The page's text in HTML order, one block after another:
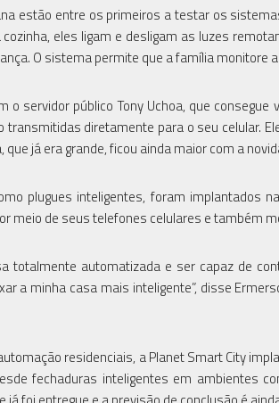
estão entre os primeiros a testar os
eles ligam e desligam as luzes
O sistema permite que a família monitore
o servidor público Tony Uchoa, que
transmitidas diretamente para o seu celular.
já era grande, ficou ainda maior com a
plugues inteligentes, foram implantados
meio de seus telefones celulares e também
totalmente automatizada e ser capaz de
a minha casa mais inteligente”, disse
residenciais, a Planet Smart City
fechaduras inteligentes em ambientes